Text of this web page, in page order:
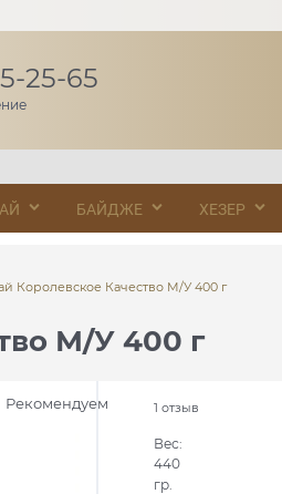
25-65
БАЙДЖЕ ХЕЗЕР
Королевское Качество М/У 400 г
М/У 400 г
Рекомендуем 1 отзыв
Вес:
440
гр.